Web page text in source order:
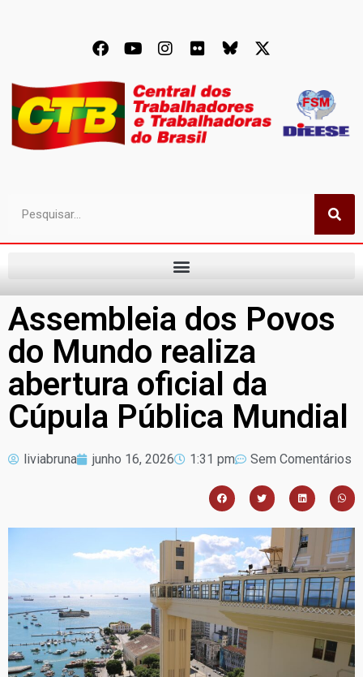
Assembleia dos Povos
do Mundo realiza
abertura oficial da
Cúpula Pública Mundial
liviabruna junho 16, 2026 1:31 pm Sem Comentários